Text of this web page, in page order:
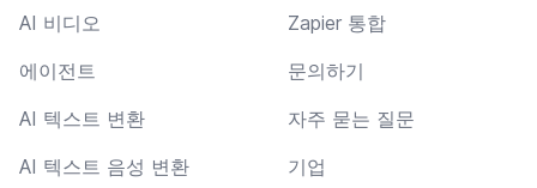
AI 비디오
에이전트
AI 텍스트 변환
AI 텍스트 음성 변환
Zapier 통합
문의하기
자주 묻는 질문
기업